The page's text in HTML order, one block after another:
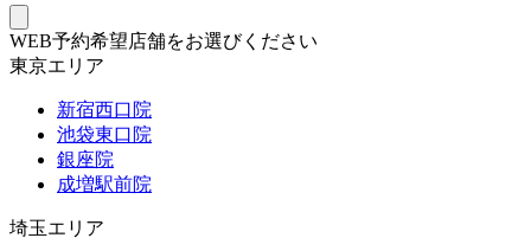
WEB予約希望店舗をお選びください
東京エリア
新宿西口院
池袋東口院
銀座院
成増駅前院
埼玉エリア